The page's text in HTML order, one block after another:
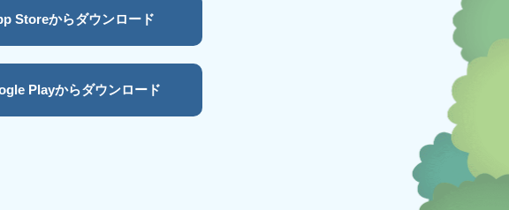
Storeからダウンロード
Playからダウンロード